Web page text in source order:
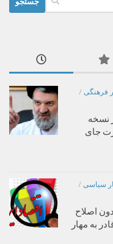
فرهنگی /
نسخه
جای
سیاسی /
اصلاح
به مهار